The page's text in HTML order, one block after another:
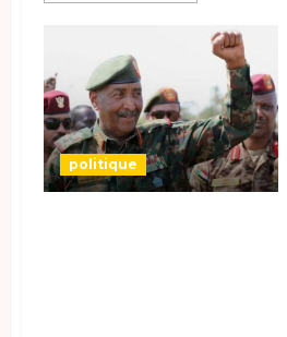
politique